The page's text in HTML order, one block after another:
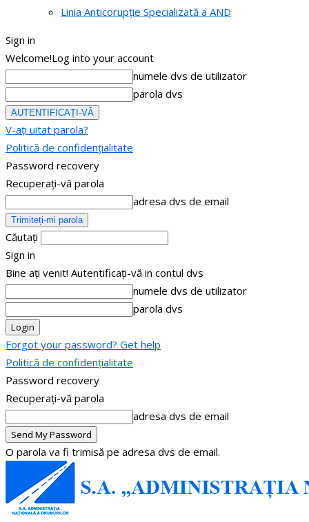
Linia Anticorupție Specializată a AND
Sign in
Welcome!Log into your account
numele dvs de utilizator
parola dvs
V-ați uitat parola?
Politică de confidențialitate
Password recovery
Recuperați-vă parola
adresa dvs de email
Căutați
Sign in
Bine ați venit! Autentificați-vă in contul dvs
numele dvs de utilizator
parola dvs
Forgot your password? Get help
Politică de confidențialitate
Password recovery
Recuperați-vă parola
adresa dvs de email
O parola va fi trimisă pe adresa dvs de email.